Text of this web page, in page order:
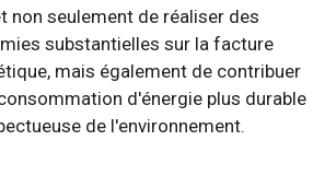
non seulement de réaliser des
substantielles sur la facture
mais également de contribuer
d'énergie plus durable
de l'environnement.